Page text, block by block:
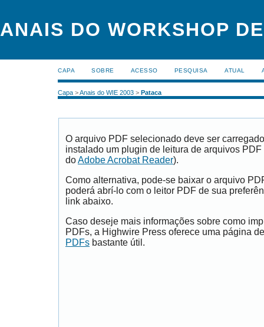
ANAIS DO WORKSHOP
CAPA SOBRE ACESSO PESQUISA ATUAL
Capa >Anais do WIE 2003 > Pataca
O arquivo PDF selecionado deve ser
instalado um plugin de leitura de arquivos
doAdobe Acrobat Reader).
Como alternativa, pode-se baixar o arquivo
poderá abrí-lo com o leitor PDF de sua
link abaixo.
Caso deseje mais informações sobre como
PDFs, a Highwire Press oferece uma página
PDFs bastante útil.